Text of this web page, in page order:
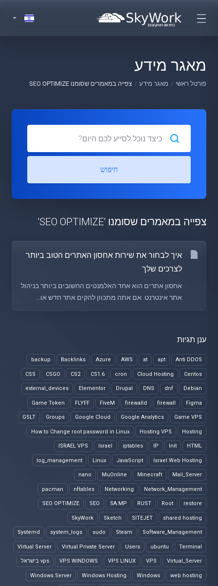
מאגר מידע
פורטל ראשי מאגר מידע צפייה במאמרים שסומנו SEO OPTIMIZE
ענן תגיות
Anti DDOS
apt
at
AWS
Azure
Backlinks
backup
Centos
Cloud Hosting
cron
CS1.6
CS2
CSGO
CSS
Debian
dnf
DNS
Drupal
Elementor
external_devices
Figma
firewall
firewalld
FiveM
FLYFF
Game Token
Game VPS
Google Analytics
Google Cloud
Groups
GSLT
Hosting
Hosting VPS
How to Change root password in Linux
HTML
Init
IP
iptables
Israel
ISRAEL VPS
Israel Web Hosting
JavaScript
Linux
log_management
Mail_Server
Minecraft
MuOnline
nano
Network_Management
Networking
nftables
pacman
restore
Root
RUST
SA:MP
SEO
SEO OPTIMIZE
shared hosting
SITEJET
Sketch
SkyWork
Software_Management
Steam
sudo
system_logs
Systemd
Terminal
ubuntu
Users
Virtual Private Server
Virtual Server
Virtual_Server
VPS
VPS LINUX
VPS WINDOWS vps בישראל
web hosting
Windows
Windows Hosting
Windows Server
חיפוש
צפייה במאמרים שסומנו 'SEO OPTIMIZE'
איך לבחור את שירות אחסון האתרים הטוב ביותר
לצרכים שלך
אחסון אתרים הוא אחד האלמנטים החשובים ביותר בניהול
אתר אינטרנט. אם אתה מתכוון להקים אתר חדש או...